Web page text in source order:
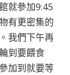
就參加9:45
有更密集的
我們下午再
到要餵食
加到就要等